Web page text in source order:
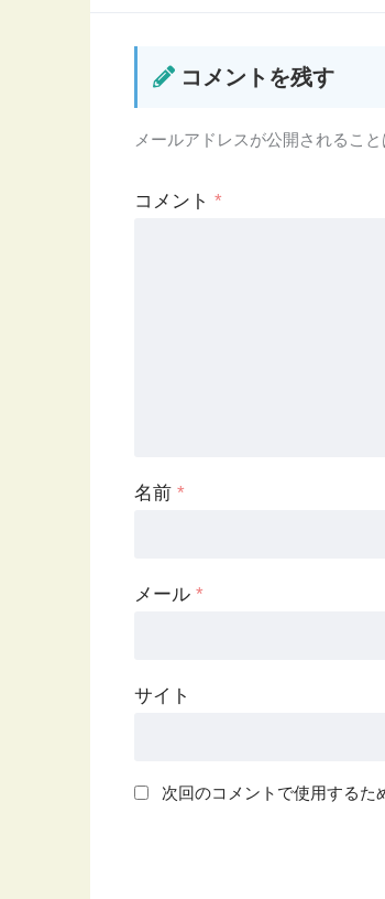
コメントを残す
メールアドレスが公開されること
コメント *
名前 *
メール *
サイト
次回のコメントで使用するた